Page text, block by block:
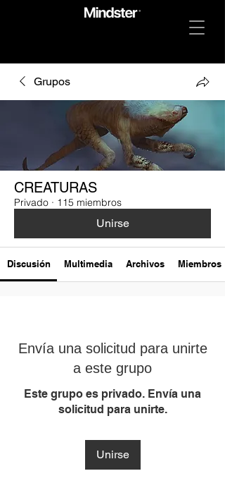
Grupos
CREATURAS
Privado · 115 miembros
Unirse
Discusión Multimedia Archivos Miembros
Envía una solicitud para unirte
a este grupo
Este grupo es privado. Envía una
solicitud para unirte.
Unirse